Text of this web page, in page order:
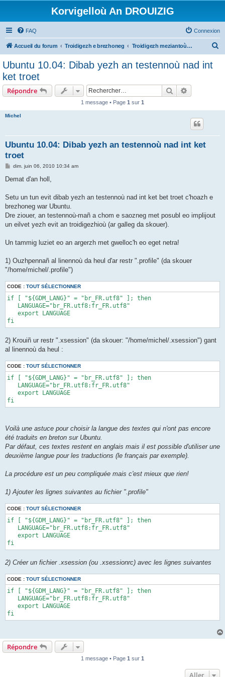
Korvigelloù An DROUIZIG
FAQ Connexion
Accueil du forum Troidigezh e brezhoneg Troidigezh meziantoù all (frank a wirioù evit an darn vrasañ anezho)
Ubuntu 10.04: Dibab yezh an testennoù nad int
ket troet
Répondre Rechercher
1 message • Page 1 sur 1
Michel
Ubuntu 10.04: Dibab yezh an testennoù nad int ket
troet
M
s
g
dim. juin 06, 2010 10:34 am
Demat d'an holl,
Setu un tun evit dibab yezh an testennoù nad int ket bet troet c'hoazh e
brezhoneg war Ubuntu.
Dre ziouer, an testennoù-mañ a chom e saozneg met posubl eo implijout
un eilvet yezh evit an troidigezhioù (ar galleg da skouer).
Un tammig luziet eo an argerzh met gwelloc'h eo eget netra!
1) Ouzhpennañ al linennoù da heul d'ar restr ".profile" (da skouer
"/home/michel/.profile")
CODE : TOUT SÉLECTIONNER
if [ "${GDM_LANG}" = "br_FR.utf8" ]; then
   LANGUAGE="br_FR.utf8:fr_FR.utf8"
   export LANGUAGE
fi
2) Krouiñ ur restr ".xsession" (da skouer: "/home/michel/.xsession") gant
al linennoù da heul :
CODE : TOUT SÉLECTIONNER
if [ "${GDM_LANG}" = "br_FR.utf8" ]; then
   LANGUAGE="br_FR.utf8:fr_FR.utf8"
   export LANGUAGE
fi
Voilà une astuce pour choisir la langue des textes qui n'ont pas encore
été traduits en breton sur Ubuntu.
Par défaut, ces textes restent en anglais mais il est possible d'utiliser une
deuxième langue pour les traductions (le français par exemple).
La procédure est un peu compliquée mais c'est mieux que rien!
1) Ajouter les lignes suivantes au fichier ".profile"
CODE : TOUT SÉLECTIONNER
if [ "${GDM_LANG}" = "br_FR.utf8" ]; then
   LANGUAGE="br_FR.utf8:fr_FR.utf8"
   export LANGUAGE
fi
2) Créer un fichier .xsession (ou .xsessionrc) avec les lignes suivantes
CODE : TOUT SÉLECTIONNER
if [ "${GDM_LANG}" = "br_FR.utf8" ]; then
   LANGUAGE="br_FR.utf8:fr_FR.utf8"
   export LANGUAGE
fi
Répondre
1 message • Page 1 sur 1